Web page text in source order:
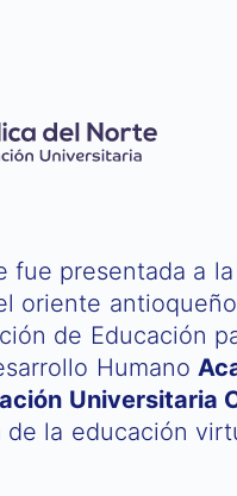
fue presentada a
oriente
de Educación
Humano
Universitaria
de la educación